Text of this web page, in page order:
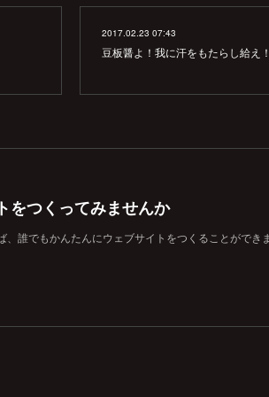
2017.02.23 07:43
豆板醤よ！我に汗をもたらし給え！
をつくってみませんか
誰でもかんたんにウェブサイトをつくることができま